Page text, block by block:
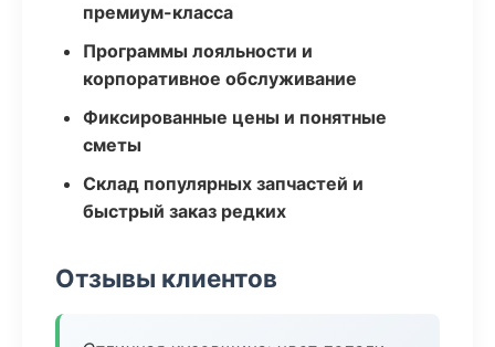
премиум-класса
Программы лояльности и
корпоративное обслуживание
Фиксированные цены и понятные
сметы
Склад популярных запчастей и
быстрый заказ редких
Отзывы клиентов